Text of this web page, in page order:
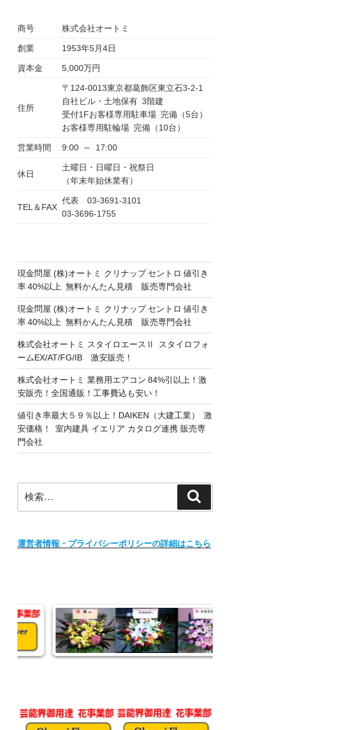
商号 株式会社オートミ
創業 1953年5月4日
資本金 5,000万円
住所
〒124-0013東京都葛飾区東立石3-2-1
自社ビル・土地保有 3階建
受付1Fお客様専用駐車場 完備（5台）
お客様専用駐輪場 完備（10台）
営業時間 9:00 ～ 17:00
休日
土曜日・日曜日・祝祭日
（年末年始休業有）
TEL＆FAX
代表 03-3691-3101
03-3696-1755
現金問屋 (株)オートミ クリナップ セントロ 値引き
率 40%以上 無料かんたん見積 販売専門会社
現金問屋 (株)オートミ クリナップ セントロ 値引き
率 40%以上 無料かんたん見積 販売専門会社
株式会社オートミ スタイロエースⅡ スタイロフォ
ームEX/AT/FG/IB 激安販売！
株式会社オートミ 業務用エアコン 84%引以上！激
安販売！全国通販！工事費込も安い！
値引き率最大５９％以上！DAIKEN（大建工業） 激
安価格！ 室内建具 イエリア カタログ連携 販売専
門会社
索:
索
運営者情報・プライバシーポリシーの詳細はこちら